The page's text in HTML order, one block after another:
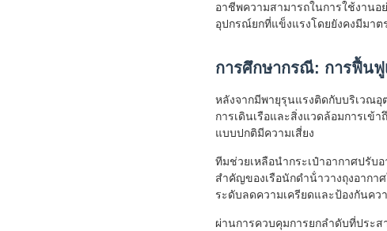
อาชีพความสามารถในการใช้งานอ
อุปกรณ์ยกที่แข็งแรงโดยยังคงมีมา
การศึกษากรณี: การฟื้นฟู
หลังจากมีพายุรุนแรงติดกับบริเวณอุ
การเดินเรือและสิ่งแวดล้อมการเข้
แบบปกติมีความเสี่ยง
ทีมช่วยเหลือนํากระเป๋าอากาศปรับ
สําคัญของเรือนักดําน้ําวางถุงอากา
ระดับลดความเครียดและป้องกันควา
ผ่านการควบคุมการยกลําดับที่ประ